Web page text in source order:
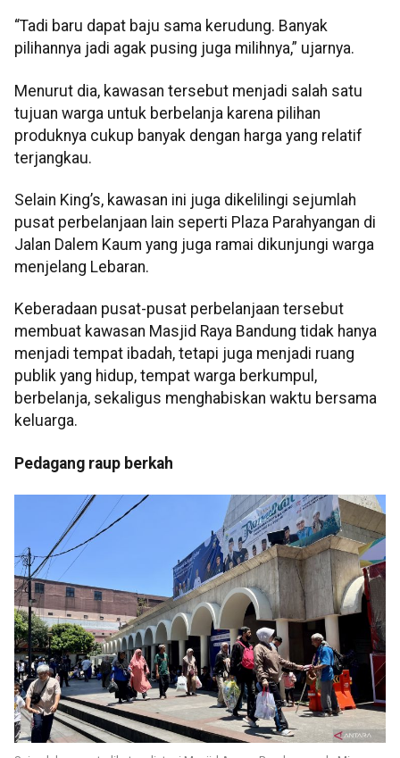
“Tadi baru dapat baju sama kerudung. Banyak
pilihannya jadi agak pusing juga milihnya,” ujarnya.
Menurut dia, kawasan tersebut menjadi salah satu
tujuan warga untuk berbelanja karena pilihan
produknya cukup banyak dengan harga yang relatif
terjangkau.
Selain King’s, kawasan ini juga dikelilingi sejumlah
pusat perbelanjaan lain seperti Plaza Parahyangan di
Jalan Dalem Kaum yang juga ramai dikunjungi warga
menjelang Lebaran.
Keberadaan pusat-pusat perbelanjaan tersebut
membuat kawasan Masjid Raya Bandung tidak hanya
menjadi tempat ibadah, tetapi juga menjadi ruang
publik yang hidup, tempat warga berkumpul,
berbelanja, sekaligus menghabiskan waktu bersama
keluarga.
Pedagang raup berkah